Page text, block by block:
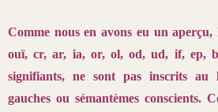
Comme nous en avons eu un aperçu,
ouï, cr, ar, ia, or, ol, od, ud, if, ep,
signifiants, ne sont pas inscrits au
gauches ou sémantèmes conscients.